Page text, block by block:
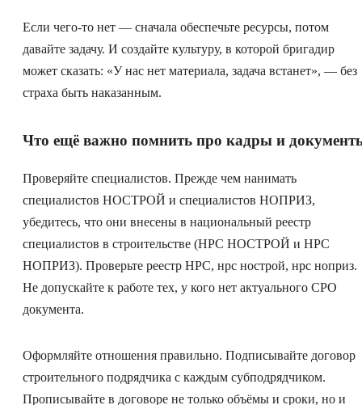
Если чего-то нет — сначала обеспечьте ресурсы, потом
давайте задачу. И создайте культуру, в которой бригадир
может сказать: «У нас нет материала, задача встанет», — без
страха быть наказанным.
Что ещё важно помнить про кадры и
Проверяйте специалистов. Прежде чем нанимать
специалистов НОСТРОЙ и специалистов НОПРИЗ,
убедитесь, что они внесены в национальный реестр
специалистов в строительстве (НРС НОСТРОЙ и НРС
НОПРИЗ). Проверьте реестр НРС, нрс нострой, нрс ноприз.
Не допускайте к работе тех, у кого нет актуального СРО
документа.
Оформляйте отношения правильно. Подписывайте договор
строительного подрядчика с каждым субподрядчиком.
Прописывайте в договоре не только объёмы и сроки, но и